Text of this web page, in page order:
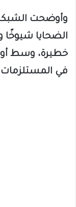
وأوضحت
الضحايا شيوخًا
خطيرة، وسط
في المستلزمات